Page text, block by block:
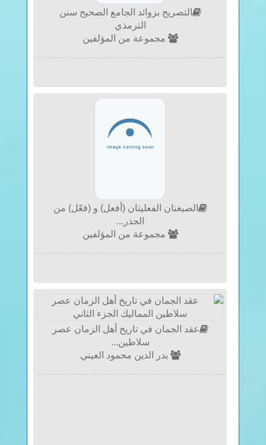
التصريح بزوائد الجامع الصحيح سنن
الترمذي
مجموعة من المؤلفين
الصيغتان الفعليتان (أفعل) و (فعّل) من
الجذر...
مجموعة من المؤلفين
عقد الجمان في تاريخ أهل الزمان عصر
سلاطين...
بدر الدين محمود العيني